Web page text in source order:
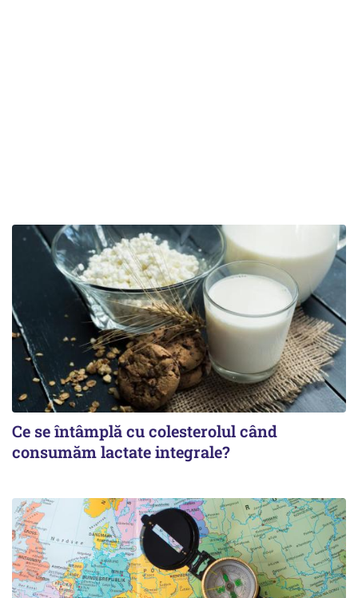
Ce se întâmplă cu colesterolul când
consumăm lactate integrale?